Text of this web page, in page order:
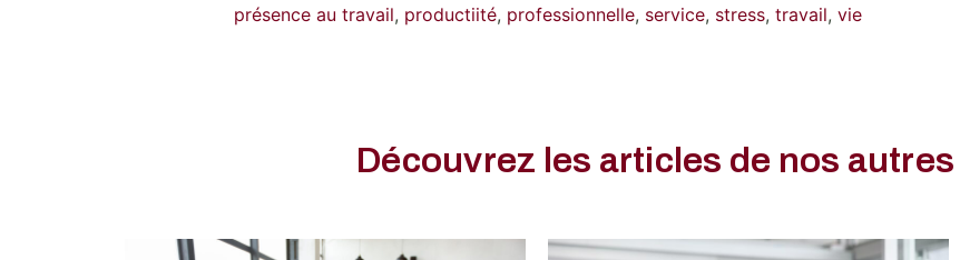
présence au travail, productiité, professionnelle, service, stress,travail,vie
Découvrez les articles de nos